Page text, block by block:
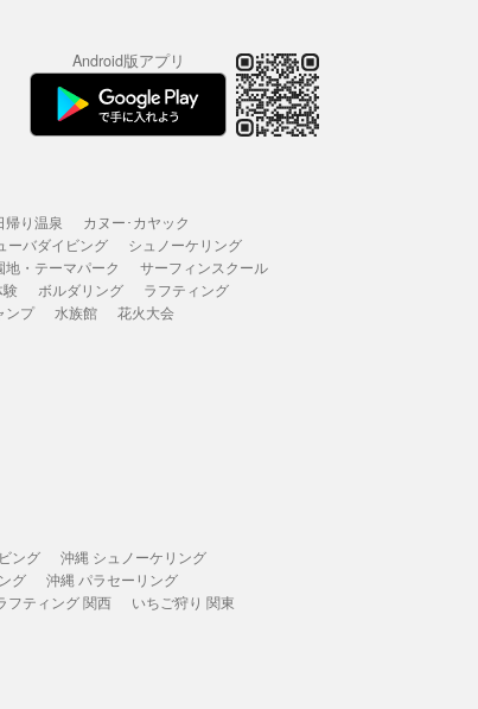
Android版アプリ
帰り温泉
カヌー･カヤック
ーバダイビング
シュノーケリング
地・テーマパーク
サーフィンスクール
験 ボルダリング
ラフティング
ンプ 水族館 花火大会
ング
沖縄 シュノーケリング
グ
沖縄 パラセーリング
フティング 関西
いちご狩り 関東